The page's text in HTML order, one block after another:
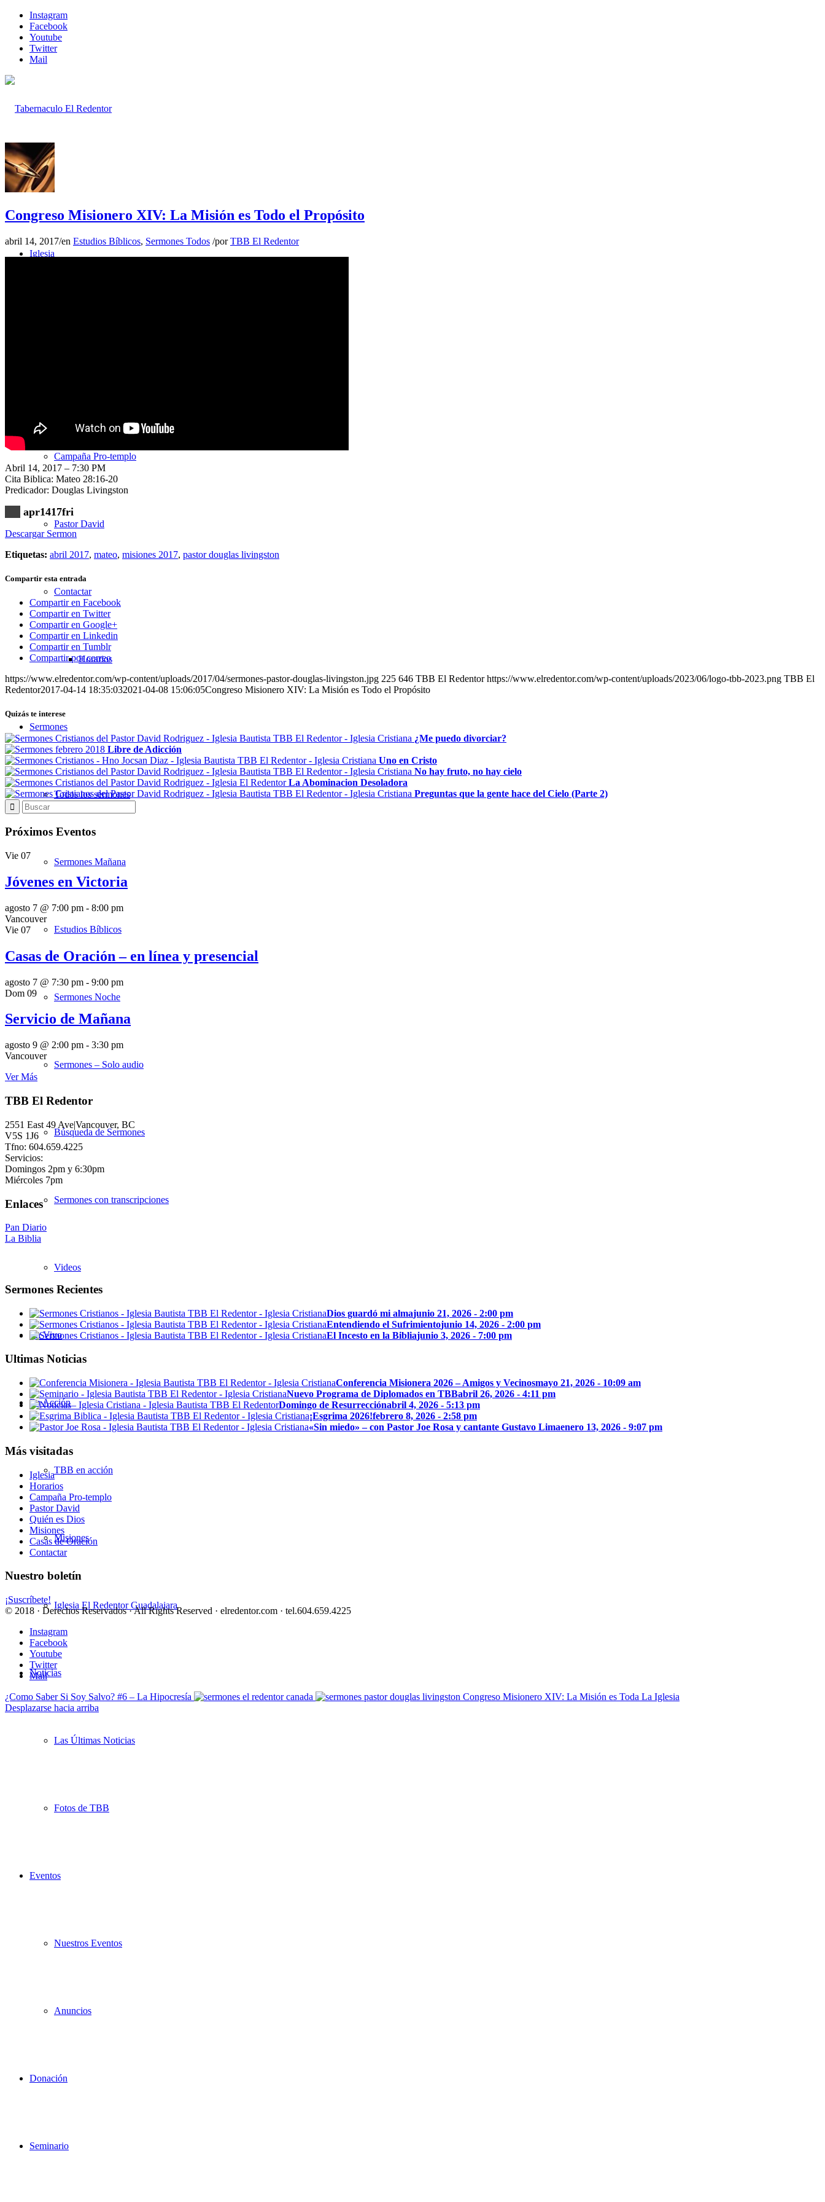
Instagram
Facebook
Youtube
Twitter
Mail
Inicio
Iglesia
Campaña Pro-templo
Pastor David
Contactar
Horarios
Sermones
Todos los sermones
Sermones Mañana
Estudios Bíblicos
Sermones Noche
Sermones – Solo audio
Búsqueda de Sermones
Sermones con transcripciones
Videos
En Vivo
En Acción
TBB en acción
Misiones
Iglesia El Redentor Guadalajara
Noticias
Las Últimas Noticias
Fotos de TBB
Eventos
Nuestros Eventos
Anuncios
Donación
Seminario
Congreso Misionero XIV: La Misión es Todo el Propósito
abril 14, 2017/en Estudios Bíblicos, Sermones Todos /porTBB El Redentor
Abril 14, 2017 – 7:30 PM
Cita Biblica: Mateo 28:16-20
Predicador: Douglas Livingston
apr1417fri
Descargar Sermon
Etiquetas: abril 2017, mateo, misiones 2017, pastor douglas livingston
Compartir esta entrada
Compartir en Facebook
Compartir en Twitter
Compartir en Google+
Compartir en Linkedin
Compartir en Tumblr
Compartir por correo
https://www.elredentor.com/wp-content/uploads/2017/04/sermones-pastor-douglas-livingston.jpg 225 646 TBB El Redentor https://www.elredentor.com/wp-content/uploads/2023/06/logo-tbb-2023.png TBB El
Redentor2017-04-14 18:35:032021-04-08 15:06:05Congreso Misionero XIV: La Misión es Todo el Propósito
Quizás te interese
¿Me puedo divorciar?
Libre de Adicción
Uno en Cristo
No hay fruto, no hay cielo
La Abominacion Desoladora
Preguntas que la gente hace del Cielo (Parte 2)
Próximos Eventos
Vie 07
Jóvenes en Victoria
agosto 7 @ 7:00 pm - 8:00 pm
Vancouver
Vie 07
Casas de Oración – en línea y presencial
agosto 7 @ 7:30 pm - 9:00 pm
Dom 09
Servicio de Mañana
agosto 9 @ 2:00 pm - 3:30 pm
Vancouver
Ver Más
TBB El Redentor
2551 East 49 Ave|Vancouver, BC
V5S 1J6
Tfno: 604.659.4225
Servicios:
Domingos 2pm y 6:30pm
Miércoles 7pm
Enlaces
Pan Diario
La Biblia
Sermones Recientes
Dios guardó mi almajunio 21, 2026 - 2:00 pm
Entendiendo el Sufrimientojunio 14, 2026 - 2:00 pm
El Incesto en la Bibliajunio 3, 2026 - 7:00 pm
Ultimas Noticias
Conferencia Misionera 2026 – Amigos y Vecinosmayo 21, 2026 - 10:09 am
Nuevo Programa de Diplomados en TBBabril 26, 2026 - 4:11 pm
Domingo de Resurrecciónabril 4, 2026 - 5:13 pm
¡Esgrima 2026!febrero 8, 2026 - 2:58 pm
«Sin miedo» – con Pastor Joe Rosa y cantante Gustavo Limaenero 13, 2026 - 9:07 pm
Más visitadas
Iglesia
Horarios
Campaña Pro-templo
Pastor David
Quién es Dios
Misiones
Casas de Oración
Contactar
Nuestro boletín
¡Suscríbete!
© 2018 · Derechos Reservados · All Rights Reserved · elredentor.com · tel.604.659.4225
Instagram
Facebook
Youtube
Twitter
Mail
¿Como Saber Si Soy Salvo? #6 – La Hipocresía
Congreso Misionero XIV: La Misión es Toda La Iglesia
Desplazarse hacia arriba